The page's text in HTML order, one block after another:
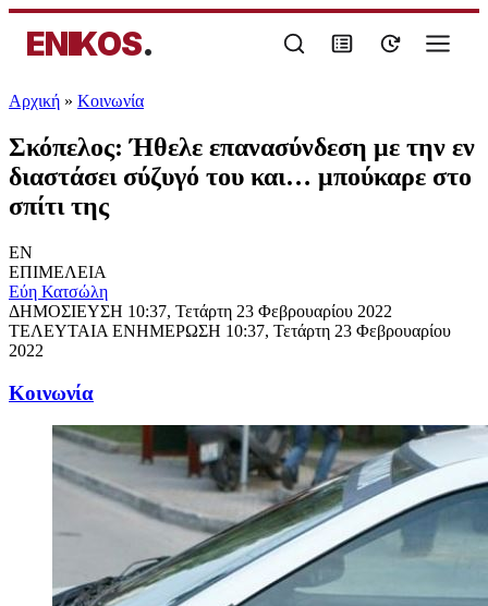
ENIKOS.
Αρχική » Κοινωνία
Σκόπελος: Ήθελε επανασύνδεση με την εν
διαστάσει σύζυγό του και… μπούκαρε στο
σπίτι της
EN
ΕΠΙΜΕΛΕΙΑ
Εύη Κατσώλη
ΔΗΜΟΣΙΕΥΣΗ 10:37, Τετάρτη 23 Φεβρουαρίου 2022
ΤΕΛΕΥΤΑΙΑ ΕΝΗΜΕΡΩΣΗ 10:37, Τετάρτη 23 Φεβρουαρίου
2022
Κοινωνία